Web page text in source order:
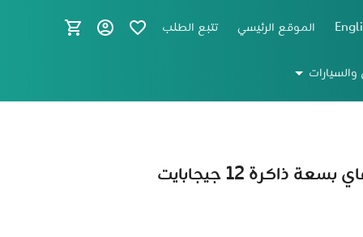
الموقع الرئيسي تتبع الطلب
والسيارات